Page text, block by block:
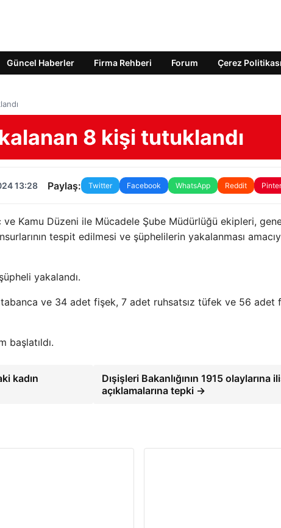
Güncel Haberler Firma Rehberi Forum Çerez Politikası
8 kişi tutuklandı
13:28 Paylaş: Twitter Facebook WhatsApp Reddit
ve Kamu Düzeni ile Mücadele Şube Müdürlüğü ekipleri,
tespit edilmesi ve şüphelilerin yakalanması
yakalandı.
ve 34 adet fişek, 7 adet ruhsatsız tüfek ve 56 adet
başlatıldı.
kadın
Dışişleri Bakanlığının 1915 olaylarına
açıklamalarına tepki →